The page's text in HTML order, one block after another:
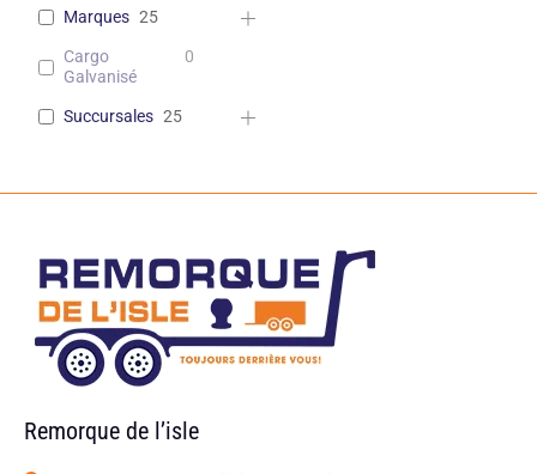
Marques 25
Cargo
Galvanisé
0
Succursales 25
Remorque de l’isle